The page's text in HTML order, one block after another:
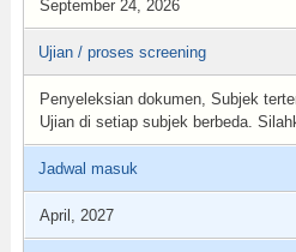
September 24, 2026
Ujian / proses screening
Penyeleksian dokumen, Subjek
Ujian di setiap subjek berbeda.
Jadwal masuk
April, 2027